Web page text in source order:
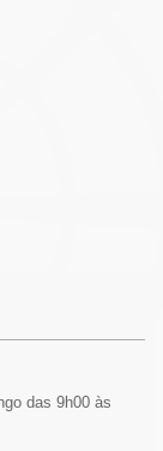
das 9h00 às